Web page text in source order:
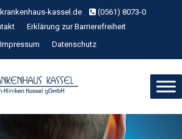
kassel.de
(0561) 8073-0
Erklärung zur Barrierefreiheit
Impressum
Datenschutz